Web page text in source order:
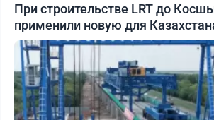
При строительстве LRT до
применили новую для